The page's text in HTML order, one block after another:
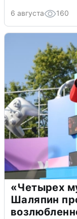
6 августа 160
«Четырех
Шаляпин